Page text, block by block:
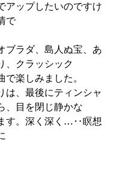
アップしたいのですけ
で
ブラダ、島人ぬ宝、あ
、クラッシック
で楽しみました。
は、最後にティンシャ
、目を閉じ静かな
す。深く深く…‥瞑想